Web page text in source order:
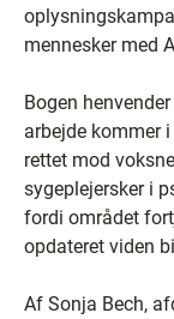
mennesker med
Bogen
arbejde kommer
rettet mod
sygeplejersker i
fordi området
opdateret viden
Af Sonja Bech,